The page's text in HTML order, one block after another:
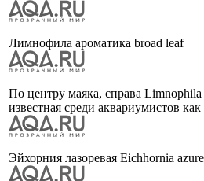
Лимнофила ароматика broad leaf
По центру маяка, справа
известная среди аквариумистов
Эйхорния лазоревая Eichhornia